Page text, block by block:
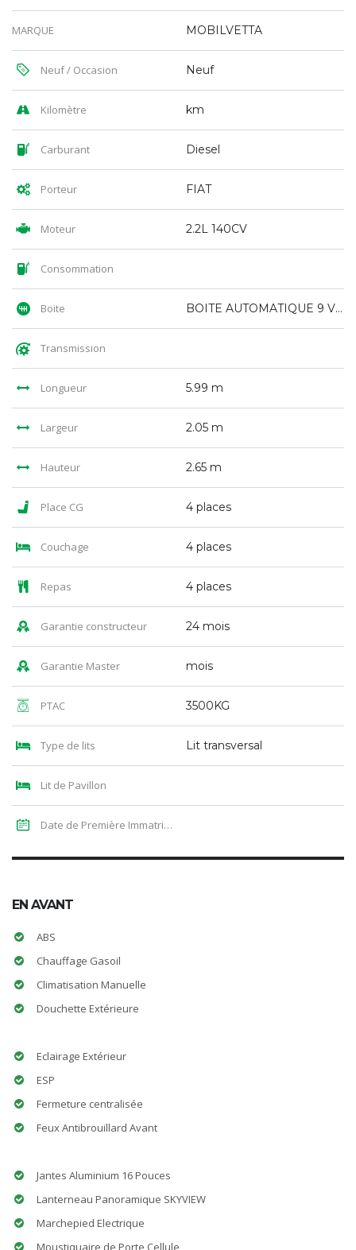
MARQUE MOBILVETTA
Neuf / Occasion Neuf
Kilomètre km
Carburant Diesel
Porteur FIAT
Moteur 2.2L 140CV
Consommation
Boite BOITE AUTOMATIQUE 9 VITESSE
Transmission
Longueur 5.99 m
Largeur 2.05 m
Hauteur 2.65 m
Place CG 4 places
Couchage 4 places
Repas 4 places
Garantie constructeur 24 mois
Garantie Master mois
PTAC 3500KG
Type de lits Lit transversal
Lit de Pavillon
Date de Première Immatriculation
EN AVANT
ABS
Chauffage Gasoil
Climatisation Manuelle
Douchette Extérieure
Eclairage Extérieur
ESP
Fermeture centralisée
Feux Antibrouillard Avant
Jantes Aluminium 16 Pouces
Lanterneau Panoramique SKYVIEW
Marchepied Electrique